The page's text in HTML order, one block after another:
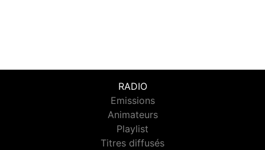
RADIO
Emissions
Animateurs
Playlist
Titres diffusés